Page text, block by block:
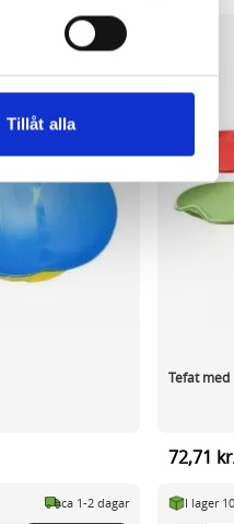
besöker sidan delar
från din enhet
informationen
tjänster.
Tillåt alla
ca 1-2 dagar
Tefat med
72,71
I lager